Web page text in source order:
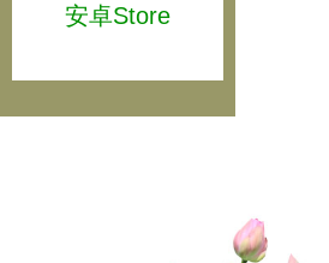
安卓Store